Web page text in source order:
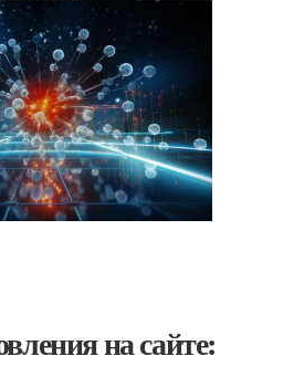
на сайте: